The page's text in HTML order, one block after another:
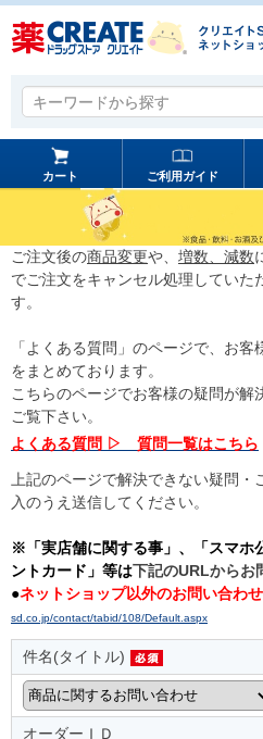
キーワードから探す
キーワードから探す
カート ご利用ガイド
ご注文後の商品変更や、 増数、減数
でご注文をキャンセル処理していた
す。
「よくある質問」のページで、お
をまとめております。
こちらのページでお客様の疑問が解
ご覧下さい。
よくある質問 ▷ 質問一覧はこちら
上記のページで解決できない疑問
入のうえ送信してください。
※「実店舗に関する事」、「スマホ
ントカード」等は下記のURLからお
●ネットショップ以外のお問い合わ
sd.co.jp/contact/tabid/108/Default.aspx
件名(タイトル)
オーダーＩＤ